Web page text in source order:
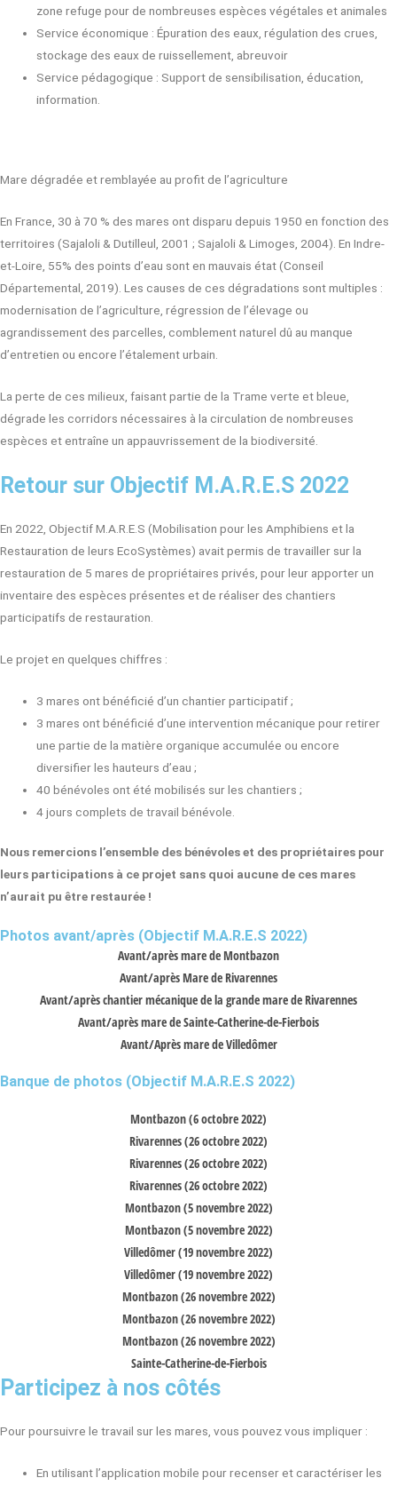
zone refuge pour de nombreuses espèces végétales et animales
Service économique : Épuration des eaux, régulation des crues,
stockage des eaux de ruissellement, abreuvoir
Service pédagogique : Support de sensibilisation, éducation,
information.
Mare dégradée et remblayée au profit de l’agriculture
En France, 30 à 70 % des mares ont disparu depuis 1950 en fonction des
territoires (Sajaloli & Dutilleul, 2001 ; Sajaloli & Limoges, 2004). En Indre-
et-Loire, 55% des points d’eau sont en mauvais état (Conseil
Départemental, 2019). Les causes de ces dégradations sont multiples :
modernisation de l’agriculture, régression de l’élevage ou
agrandissement des parcelles, comblement naturel dû au manque
d’entretien ou encore l’étalement urbain.
La perte de ces milieux, faisant partie de la Trame verte et bleue,
dégrade les corridors nécessaires à la circulation de nombreuses
espèces et entraîne un appauvrissement de la biodiversité.
Retour sur Objectif M.A.R.E.S 2022
En 2022, Objectif M.A.R.E.S (Mobilisation pour les Amphibiens et la
Restauration de leurs EcoSystèmes) avait permis de travailler sur la
restauration de 5 mares de propriétaires privés, pour leur apporter un
inventaire des espèces présentes et de réaliser des chantiers
participatifs de restauration.
Le projet en quelques chiffres :
3 mares ont bénéficié d’un chantier participatif ;
3 mares ont bénéficié d’une intervention mécanique pour retirer
une partie de la matière organique accumulée ou encore
diversifier les hauteurs d’eau ;
40 bénévoles ont été mobilisés sur les chantiers ;
4 jours complets de travail bénévole.
Nous remercions l’ensemble des bénévoles et des propriétaires pour
leurs participations à ce projet sans quoi aucune de ces mares
n’aurait pu être restaurée !
Photos avant/après (Objectif M.A.R.E.S 2022)
Avant/après mare de Montbazon
Avant/après Mare de Rivarennes
Avant/après chantier mécanique de la grande mare de Rivarennes
Avant/après mare de Sainte-Catherine-de-Fierbois
Avant/Après mare de Villedômer
Banque de photos (Objectif M.A.R.E.S 2022)
Montbazon (6 octobre 2022)
Rivarennes (26 octobre 2022)
Rivarennes (26 octobre 2022)
Rivarennes (26 octobre 2022)
Montbazon (5 novembre 2022)
Montbazon (5 novembre 2022)
Villedômer (19 novembre 2022)
Villedômer (19 novembre 2022)
Montbazon (26 novembre 2022)
Montbazon (26 novembre 2022)
Montbazon (26 novembre 2022)
Sainte-Catherine-de-Fierbois
Participez à nos côtés
Pour poursuivre le travail sur les mares, vous pouvez vous impliquer :
En utilisant l’application mobile pour recenser et caractériser les